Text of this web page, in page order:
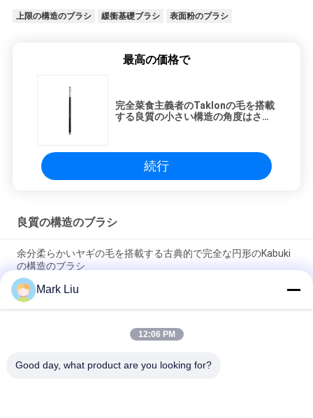
上限の構造のブラシ 緩衝基礎ブラシ 表面粉のブラシ
最高の価格で
完全菜食主義者のTaklonの毛を搭載
する良質の小さい構造の角度はさみ
続行
良質の構造のブラシ
余分柔らかいヤギの毛を搭載する古典的で完全な円形のKabuki
の構造のブラシ
Voniraの美大きいファンのヤギの毛の構造のブラシ/木製のハン
ドルの上限の構造のブラシ
超柔らかいヤギの毛の黒い木製のハンドルが付いている薄い頬
Mark Liu
12:06 PM
Good day, what product are you looking for?